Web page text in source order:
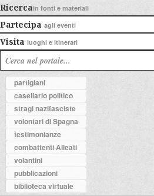
Ricercain fonti e materiali
Partecipa agli eventi
Visita luoghi e itinerari
partigiani
casellario politico
stragi nazifasciste
volontari di Spagna
testimonianze
combattenti Alleati
volantini
pubblicazioni
biblioteca virtuale